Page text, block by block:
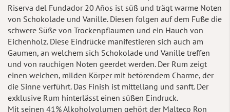
Riserva del Fundador 20 Años ist süß und trägt warme Noten
von Schokolade und Vanille. Diesen folgen auf dem Fuße die
schwere Süße von Trockenpflaumen und ein Hauch von
Eichenholz. Diese Eindrücke manifestieren sich auch am
Gaumen, an welchem sich Schokolade und Vanille treffen
und von rauchigen Noten geerdet werden. Der Rum zeigt
einen weichen, milden Körper mit betörendem Charme, der
die Sinne verführt. Das Finish ist mittellang und sanft. Der
exklusive Rum hinterlässt einen süßen Eindruck.
Mit seinen 41% Alkoholvolumen gehört der Malteco Ron